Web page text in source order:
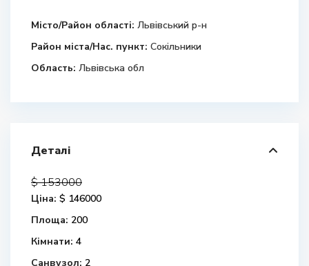
Місто/Район області: Львівський р-н
Район міста/Нас. пункт: Сокільники
Область: Львівська обл
Деталі
$ 153000
Ціна: $ 146000
Площа: 200
Кімнати: 4
Санвузол: 2